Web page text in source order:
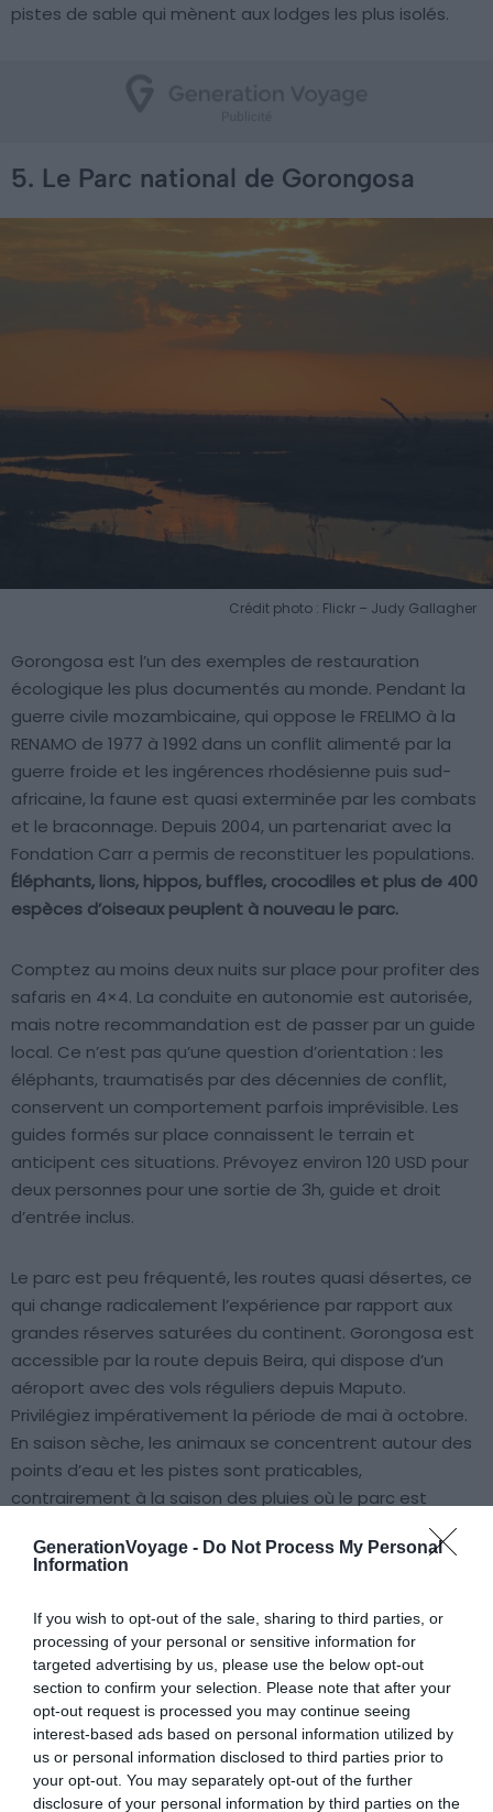
GenerationVoyage - Do Not Process My Personal
Information
If you wish to opt-out of the sale, sharing to third parties, or
processing of your personal or sensitive information for
targeted advertising by us, please use the below opt-out
section to confirm your selection. Please note that after your
opt-out request is processed you may continue seeing
interest-based ads based on personal information utilized by
us or personal information disclosed to third parties prior to
your opt-out. You may separately opt-out of the further
disclosure of your personal information by third parties on the
pistes de sable qui mènent aux lodges les plus isolés.
5. Le Parc national de Gorongosa
Crédit photo : Flickr – Judy Gallagher
Gorongosa est l’un des exemples de restauration
écologique les plus documentés au monde. Pendant la
guerre civile mozambicaine, qui oppose le FRELIMO à la
RENAMO de 1977 à 1992 dans un conflit alimenté par la
guerre froide et les ingérences rhodésienne puis sud-
africaine, la faune est quasi exterminée par les combats
et le braconnage. Depuis 2004, un partenariat avec la
Fondation Carr a permis de reconstituer les populations.
Éléphants, lions, hippos, buffles, crocodiles et plus de 400
espèces d’oiseaux peuplent à nouveau le parc.
Comptez au moins deux nuits sur place pour profiter des
safaris en 4×4. La conduite en autonomie est autorisée,
mais notre recommandation est de passer par un guide
local. Ce n’est pas qu’une question d’orientation : les
éléphants, traumatisés par des décennies de conflit,
conservent un comportement parfois imprévisible. Les
guides formés sur place connaissent le terrain et
anticipent ces situations. Prévoyez environ 120 USD pour
deux personnes pour une sortie de 3h, guide et droit
d’entrée inclus.
Le parc est peu fréquenté, les routes quasi désertes, ce
qui change radicalement l’expérience par rapport aux
grandes réserves saturées du continent. Gorongosa est
accessible par la route depuis Beira, qui dispose d’un
aéroport avec des vols réguliers depuis Maputo.
Privilégiez impérativement la période de mai à octobre.
En saison sèche, les animaux se concentrent autour des
points d’eau et les pistes sont praticables,
contrairement à la saison des pluies où le parc est
l’Unesco